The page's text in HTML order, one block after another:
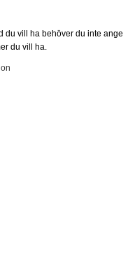
du vill ha behöver du inte ange
du vill ha.